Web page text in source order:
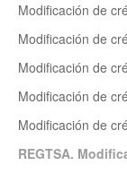
Modificación de
Modificación de
Modificación de
Modificación de
Modificación de
REGTSA.